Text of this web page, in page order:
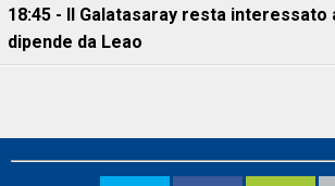
18:45 - Il Galatasaray resta interessato
dipende da Leao